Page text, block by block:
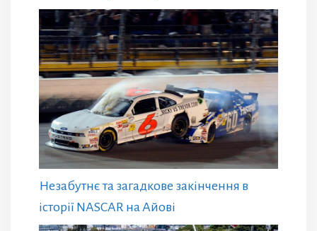
Незабутнє та загадкове закінчення в
історії NASCAR на Айові